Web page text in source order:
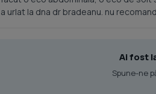
a urlat la dna dr bradeanu. nu
Ai fost
Spune-ne